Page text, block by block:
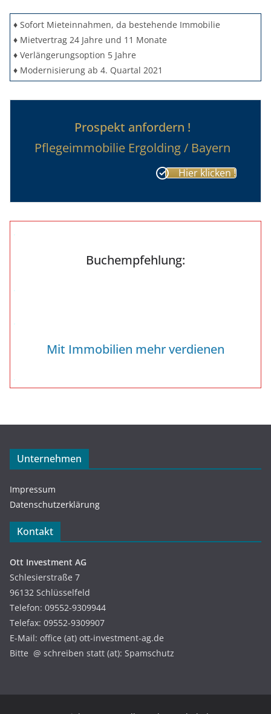
♦ Sofort Mieteinnahmen, da bestehende Immobilie
♦ Mietvertrag 24 Jahre und 11 Monate
♦ Verlängerungsoption 5 Jahre
♦ Modernisierung ab 4. Quartal 2021
Prospekt anfordern !
Pflegeimmobilie Ergolding / Bayern
Hier klicken !
.
Buchempfehlung:
.
.
Mit Immobilien mehr verdienen
.
Unternehmen
Impressum
Datenschutzerklärung
Kontakt
Ott Investment AG
Schlesierstraße 7
96132 Schlüsselfeld
Telefon: 09552-9309944
Telefax: 09552-9309907
E-Mail: office (at) ott-investment-ag.de
Bitte @ schreiben statt (at): Spamschutz